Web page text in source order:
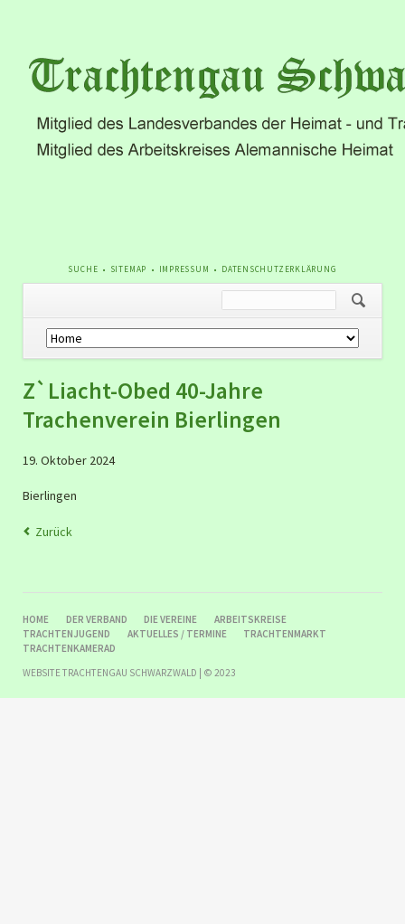
NAVIGATION
SUCHE SITEMAP IMPRESSUM DATENSCHUTZERKLÄRUNG
Navigation
überspringen
Z`Liacht-Obed 40-Jahre
Trachenverein Bierlingen
19. Oktober 2024
Bierlingen
Zurück
NAVIGATION
ÜBERSPRINGEN
HOME DER VERBAND DIE VEREINE
ARBEITSKREISE
TRACHTENJUGEND
AKTUELLES / TERMINE
TRACHTENMARKT
TRACHTENKAMERAD
WEBSITE TRACHTENGAU SCHWARZWALD | © 2023